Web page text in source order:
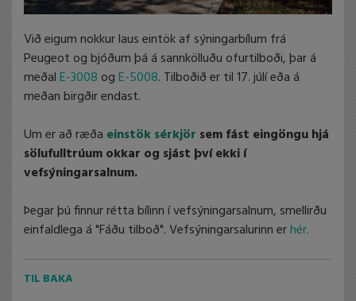
Við eigum nokkur laus eintök af sýningarbílum frá
Peugeot og bjóðum þá á sannkölluðu ofurtilboði, þar á
meðalE-3008 ogE-5008. Tilboðið er til 17. júlí eða á
meðan birgðir endast.
Um er að ræða einstök sérkjör sem fást eingöngu hjá
sölufulltrúum okkar og sjást því ekki í
vefsýningarsalnum.
Þegar þú finnur rétta bílinn í vefsýningarsalnum, smellirðu
einfaldlega á "Fáðu tilboð". Vefsýningarsalurinn erhér.
TIL BAKA